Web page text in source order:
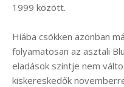
1999 között.
Hiába csökken azonban
folyamatosan az asztali
eladások szintje nem
kiskereskedők